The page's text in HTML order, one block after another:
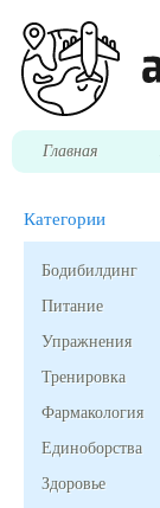
Главная
Категории
Бодибилдинг
Питание
Упражнения
Тренировка
Фармакология
Единоборства
Здоровье